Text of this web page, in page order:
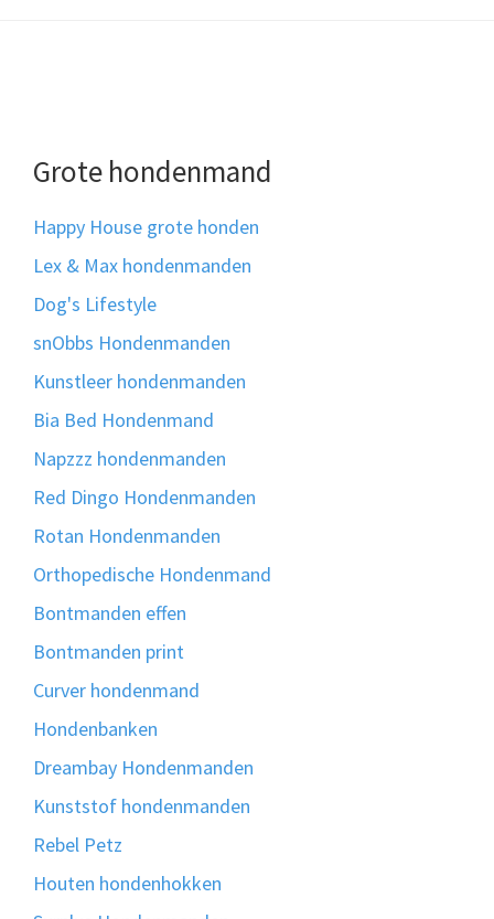
Grote hondenmand
Happy House grote honden
Lex & Max hondenmanden
Dog's Lifestyle
snObbs Hondenmanden
Kunstleer hondenmanden
Bia Bed Hondenmand
Napzzz hondenmanden
Red Dingo Hondenmanden
Rotan Hondenmanden
Orthopedische Hondenmand
Bontmanden effen
Bontmanden print
Curver hondenmand
Hondenbanken
Dreambay Hondenmanden
Kunststof hondenmanden
Rebel Petz
Houten hondenhokken